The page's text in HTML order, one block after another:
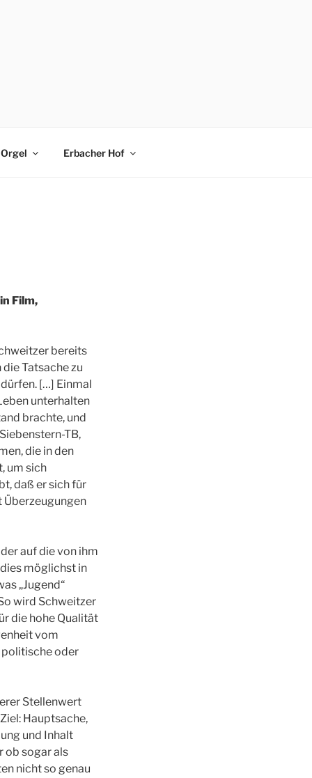
Orgel Erbacher Hof
Film,
bereits
Tatsache zu
[…] Einmal
unterhalten
brachte, und
TB,
die in den
um sich
daß er sich für
Überzeugungen
auf die von ihm
möglichst in
„Jugend“
wird Schweitzer
die hohe Qualität
vom
politische oder
Stellenwert
Hauptsache,
und Inhalt
ob sogar als
nicht so genau